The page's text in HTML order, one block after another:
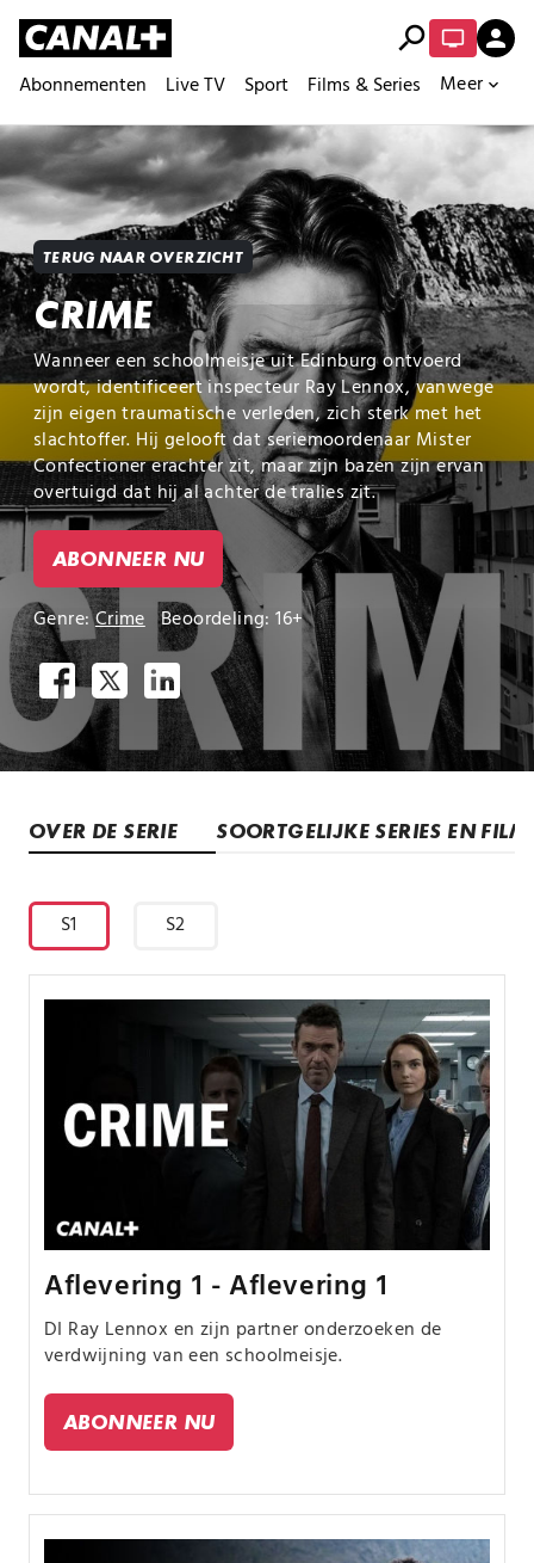
Abonnementen Live TV Sport Films & Series Meer expand_more
search person
TERUG NAAR OVERZICHT
CRIME
Wanneer een schoolmeisje uit Edinburg ontvoerd
wordt, identificeert inspecteur Ray Lennox, vanwege
zijn eigen traumatische verleden, zich sterk met het
slachtoffer. Hij gelooft dat seriemoordenaar Mister
Confectioner erachter zit, maar zijn bazen zijn ervan
overtuigd dat hij al achter de tralies zit.
ABONNEER NU
Genre:Crime Beoordeling: 16+
OVER DE SERIE SOORTGELIJKE SERIES EN
S1 S2
Aflevering 1 - Aflevering 1
DI Ray Lennox en zijn partner onderzoeken de
verdwijning van een schoolmeisje.
ABONNEER NU